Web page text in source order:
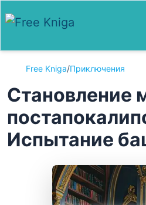
Free Kniga/Приключения
Становление
Испытание